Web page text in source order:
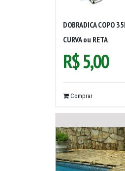
DOBRADICA COPO
CURVA ou RETA
R$5,00
Comprar